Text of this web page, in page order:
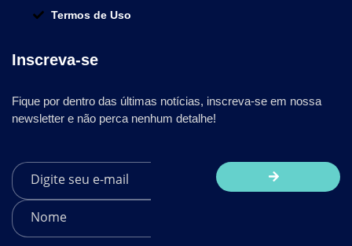
Termos de Uso
Inscreva-se
Fique por dentro das últimas notícias, inscreva-se em nossa
newsletter e não perca nenhum detalhe!